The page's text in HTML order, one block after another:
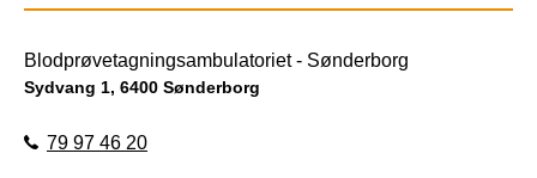
Blodprøvetagningsambulatoriet - Sønderborg
Sydvang 1, 6400 Sønderborg
79 97 46 20